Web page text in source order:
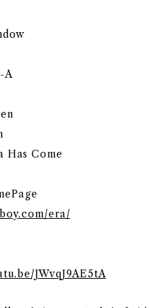
A
Has Come
era/
JWvqJ9AE5tA